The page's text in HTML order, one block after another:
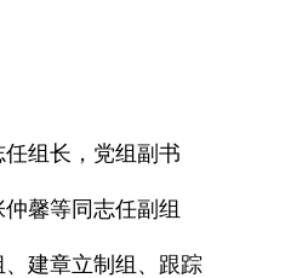
组长，党组副书
馨等同志任副组
建章立制组、跟踪